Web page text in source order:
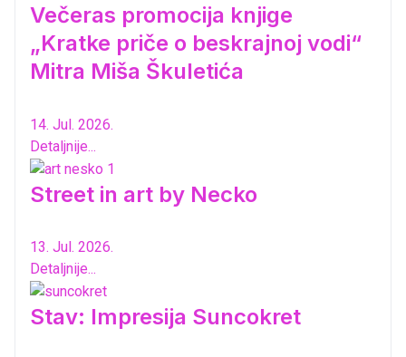
Večeras promocija knjige
„Kratke priče o beskrajnoj vodi“
Mitra Miša Škuletića
14. Jul. 2026.
Detaljnije...
Street in art by Necko
13. Jul. 2026.
Detaljnije...
Stav: Impresija Suncokret